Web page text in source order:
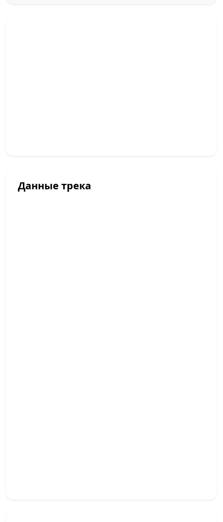
Данные трека